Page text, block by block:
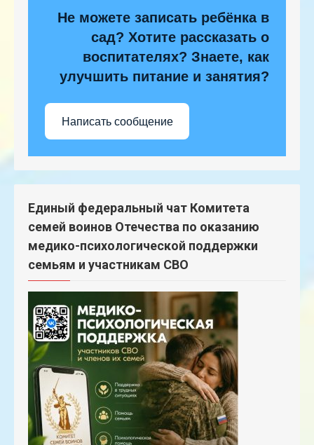
Не можете записать ребёнка в
сад? Хотите рассказать о
воспитателях? Знаете, как
улучшить питание и занятия?
Написать сообщение
Единый федеральный чат Комитета
семей воинов Отечества по оказанию
медико-психологической поддержки
семьям и участникам СВО